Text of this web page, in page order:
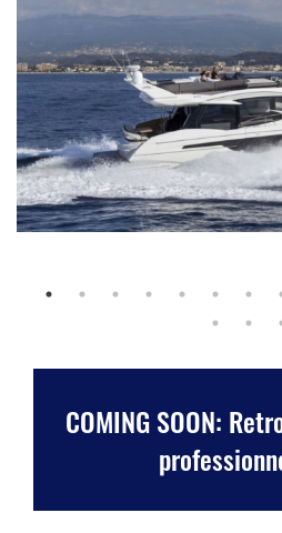
COMING SOON: